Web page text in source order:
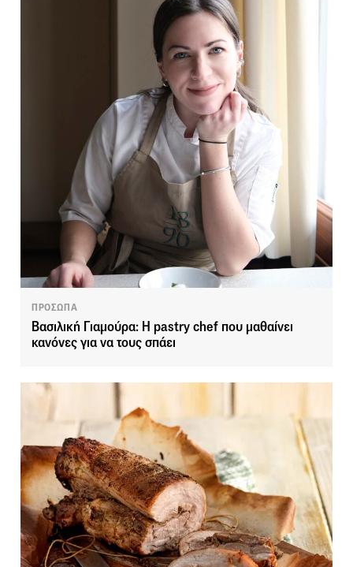
ΠΡΟΣΩΠΑ
Βασιλική Γιαμούρα: H pastry chef που μαθαίνει
κανόνες για να τους σπάει